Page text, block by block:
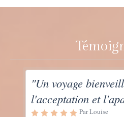
"Un voyage
l'acceptation et
Par Louise